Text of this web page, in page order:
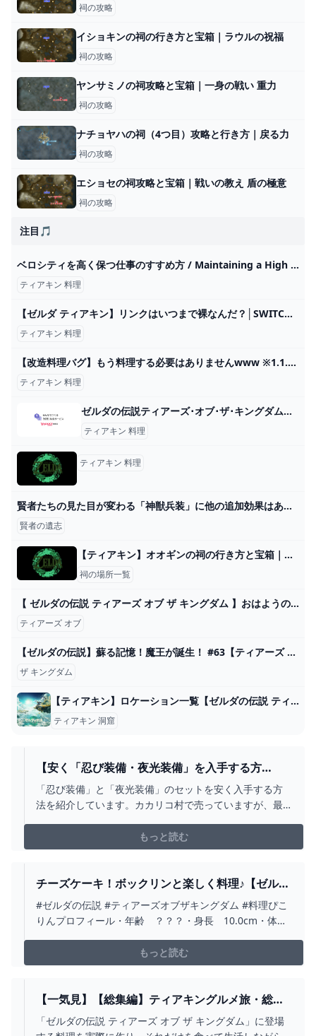
祠の攻略
イショキンの祠の行き方と宝箱｜ラウルの祝福
祠の攻略
ヤンサミノの祠攻略と宝箱｜一身の戦い 重力
祠の攻略
ナチョヤハの祠（4つ目）攻略と行き方｜戻る力
祠の攻略
エショセの祠攻略と宝箱｜戦いの教え 盾の極意
祠の攻略
注目🎵
ベロシティを高く保つ仕事のすすめ方 / Maintaining a High Velocity as Productivity Hacks - Speaker Deck
ティアキン 料理
【ゼルダ ティアキン】リンクはいつまで裸なんだ？│SWITCH速報
ティアキン 料理
【改造料理バグ】もう料理する必要はありませんwww ※1.1.2で修正「ゼルダの伝説 ティアキン」 - YouTube
ティアキン 料理
ゼルダの伝説ティアーズ･オブ･ザ･キングダムの質問です。皆さん、どのくらい... - Yahoo!知恵袋
ティアキン 料理
ティアキン 料理
賢者たちの見た目が変わる「神獣兵装」に他の追加効果はあるのか【ゼルダの伝説ティアーズオブザキングダム実況】 - YouTube
賢者の遺志
【ティアキン】オオギンの祠の行き方と宝箱｜ラウルの祝福【ゼルダの伝説ティアーズオブザキングダム】
祠の場所一覧
【 ゼルダの伝説 ティアーズ オブ ザ キングダム 】おはようのまったり朝活ティアキン～！ゾーラの里に行きたいゾラ #11【 Vtuber / 勇者ユウダイ 】 - YouTube
ティアーズ オブ
【ゼルダの伝説】蘇る記憶！魔王が誕生！ #63【ティアーズ オブ ザ キングダム】 - YouTube
ザ キングダム
【ティアキン】ロケーション一覧【ゼルダの伝説 ティアーズオブザキングダム】 hyperWiki
ティアキン 洞窟
【安く「忍び装備・夜光装備」を入手する方
法】 病は瘴気から ミニチャレンジ 5000ルピ
ー ヒダマリ草の場所 カカリコ村 攻略 ゼ
ィアキン - YOUTUBE
「忍び装備」と「夜光装備」のセットを安く入手する方
法を紹介しています。カカリコ村で売っていますが、最
ルピー」まで安くするミニチャレンジ「病は瘴気から」
の進め方を紹介しています。忍び装備は「静かさアッ
ボーナ...
もっと読む
チーズケーキ！ボックリンと楽しく料理♪【ゼルダ
の伝説 ティアキン】#SHORTS - YOUTUBE
#ゼルダの伝説 #ティアーズオブザキングダム #料理ぴこ
りんプロフィール・年齢 ？？？・身長 10.0cm・体
もっと読む
【一気見】【総集編】ティアキングルメ旅・総集
編 その１【ゼルダの伝説 ゼルダの伝説 ティアー
「ゼルダの伝説 ティアーズ オブ ザ キングダム」に登場